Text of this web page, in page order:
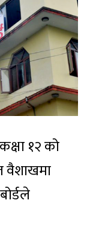
कक्षा १२ को
वैशाखमा